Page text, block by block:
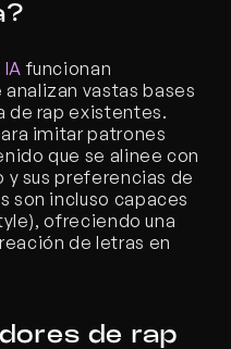
funcionan
vastas bases
de rap existentes.
imitar patrones
que se alinee con
y sus preferencias de
son incluso capaces
ofreciendo una
de letras en
de rap